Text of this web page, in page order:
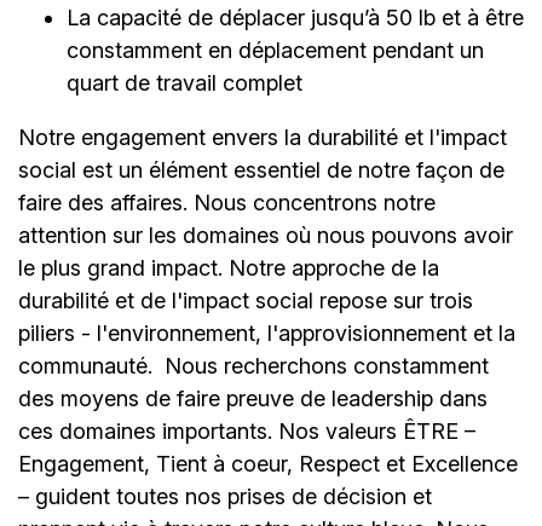
La capacité de déplacer jusqu’à 50 lb et à être
constamment en déplacement pendant un
quart de travail complet
Notre engagement envers la durabilité et l'impact
social est un élément essentiel de notre façon de
faire des affaires. Nous concentrons notre
attention sur les domaines où nous pouvons avoir
le plus grand impact. Notre approche de la
durabilité et de l'impact social repose sur trois
piliers - l'environnement, l'approvisionnement et la
communauté.
Nous recherchons constamment
des moyens de faire preuve de leadership dans
ces domaines importants. Nos valeurs ÊTRE –
Engagement, Tient à coeur, Respect et Excellence
– guident toutes nos prises de décision et